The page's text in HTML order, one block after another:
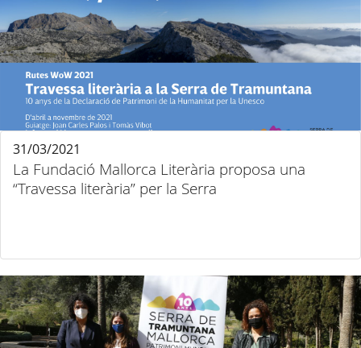
La Fundació Mallorca Literària proposa una
“Travessa literària” per la Serra
31/03/2021